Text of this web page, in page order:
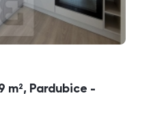
m², Pardubice -